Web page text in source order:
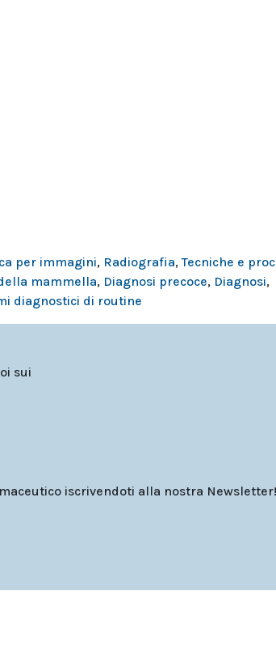
per immagini, Radiografia,Tecniche e
mammella, Diagnosi precoce, Diagnosi,
diagnostici di routine
sui
iscrivendoti alla nostra Newsletter!